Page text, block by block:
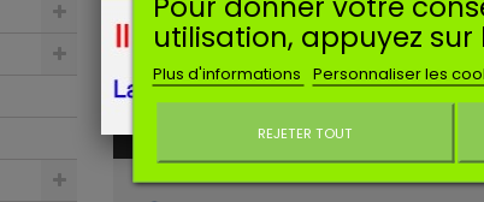
AVIS CLIENTS
utilisation, appuyez
Plus d'informations Personnaliser les
REJETER TOUT